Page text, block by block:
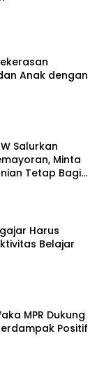
Anak dengan
Salurkan
Minta
Tetap Bagi
Harus
Belajar
MPR Dukung
Positif